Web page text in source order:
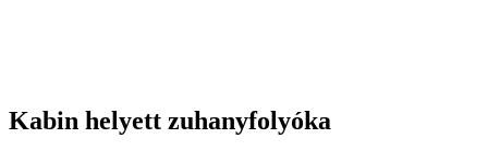
Kabin helyett zuhanyfolyóka